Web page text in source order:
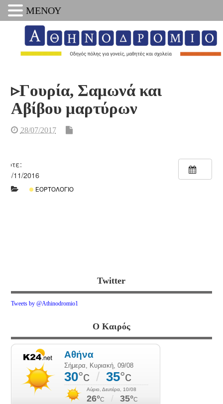
▹Γουρία, Σαμωνά και
Αβίβου μαρτύρων
28/07/2017
Πότε:
15/11/2016
ΕΟΡΤΟΛΌΓΙΟ
Twitter
Tweets by @Athinodromio1
Ο Καιρός
ΜΕΝΟΥ